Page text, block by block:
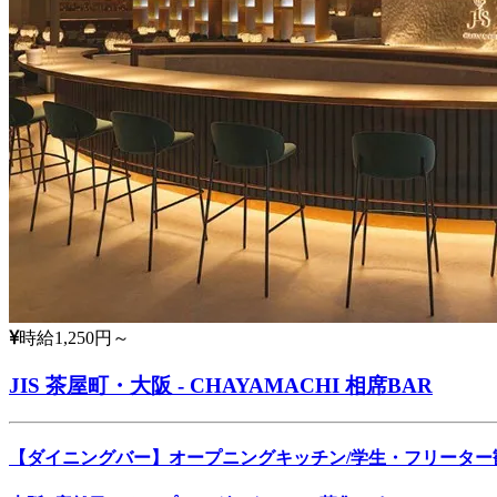
時給1,250円～
JIS 茶屋町・大阪 - CHAYAMACHI 相席BAR
【ダイニングバー】オープニングキッチン/学生・フリーター